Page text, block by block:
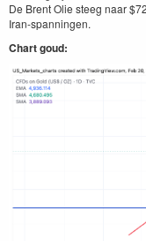
De Brent Olie steeg naar
Iran-spanningen.
Chart goud: